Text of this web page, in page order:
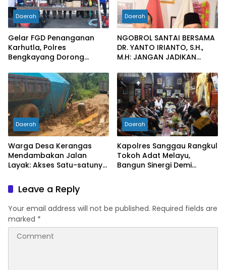
Daerah
Gelar FGD Penanganan
Karhutla, Polres
Bengkayang Dorong
hingga Desa Tanggap
Bencana
Daerah
NGOBROL SANTAI BERSAMA
DR. YANTO IRIANTO, S.H.,
M.H: JANGAN JADIKAN
SEBAGAI KUNCI PINTU
KELUAR DARI JERATAN
HUKUM PIDANA KORUPSI
Daerah
Warga Desa Kerangas
Mendambakan Jalan
Layak: Akses Satu-satunya
Berlumput, Menghambat
Ekonomi dan Pelayanan
Kesehatan
Daerah
Kapolres Sanggau Rangkul
Tokoh Adat Melayu,
Bangun Sinergi Demi
Leave a Reply
Your email address will not be published. Required fields are
marked *